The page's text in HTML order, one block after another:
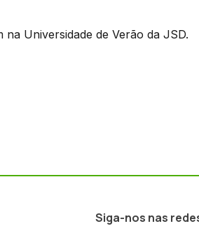
Universidade de Verão da JSD.
Siga-nos nas